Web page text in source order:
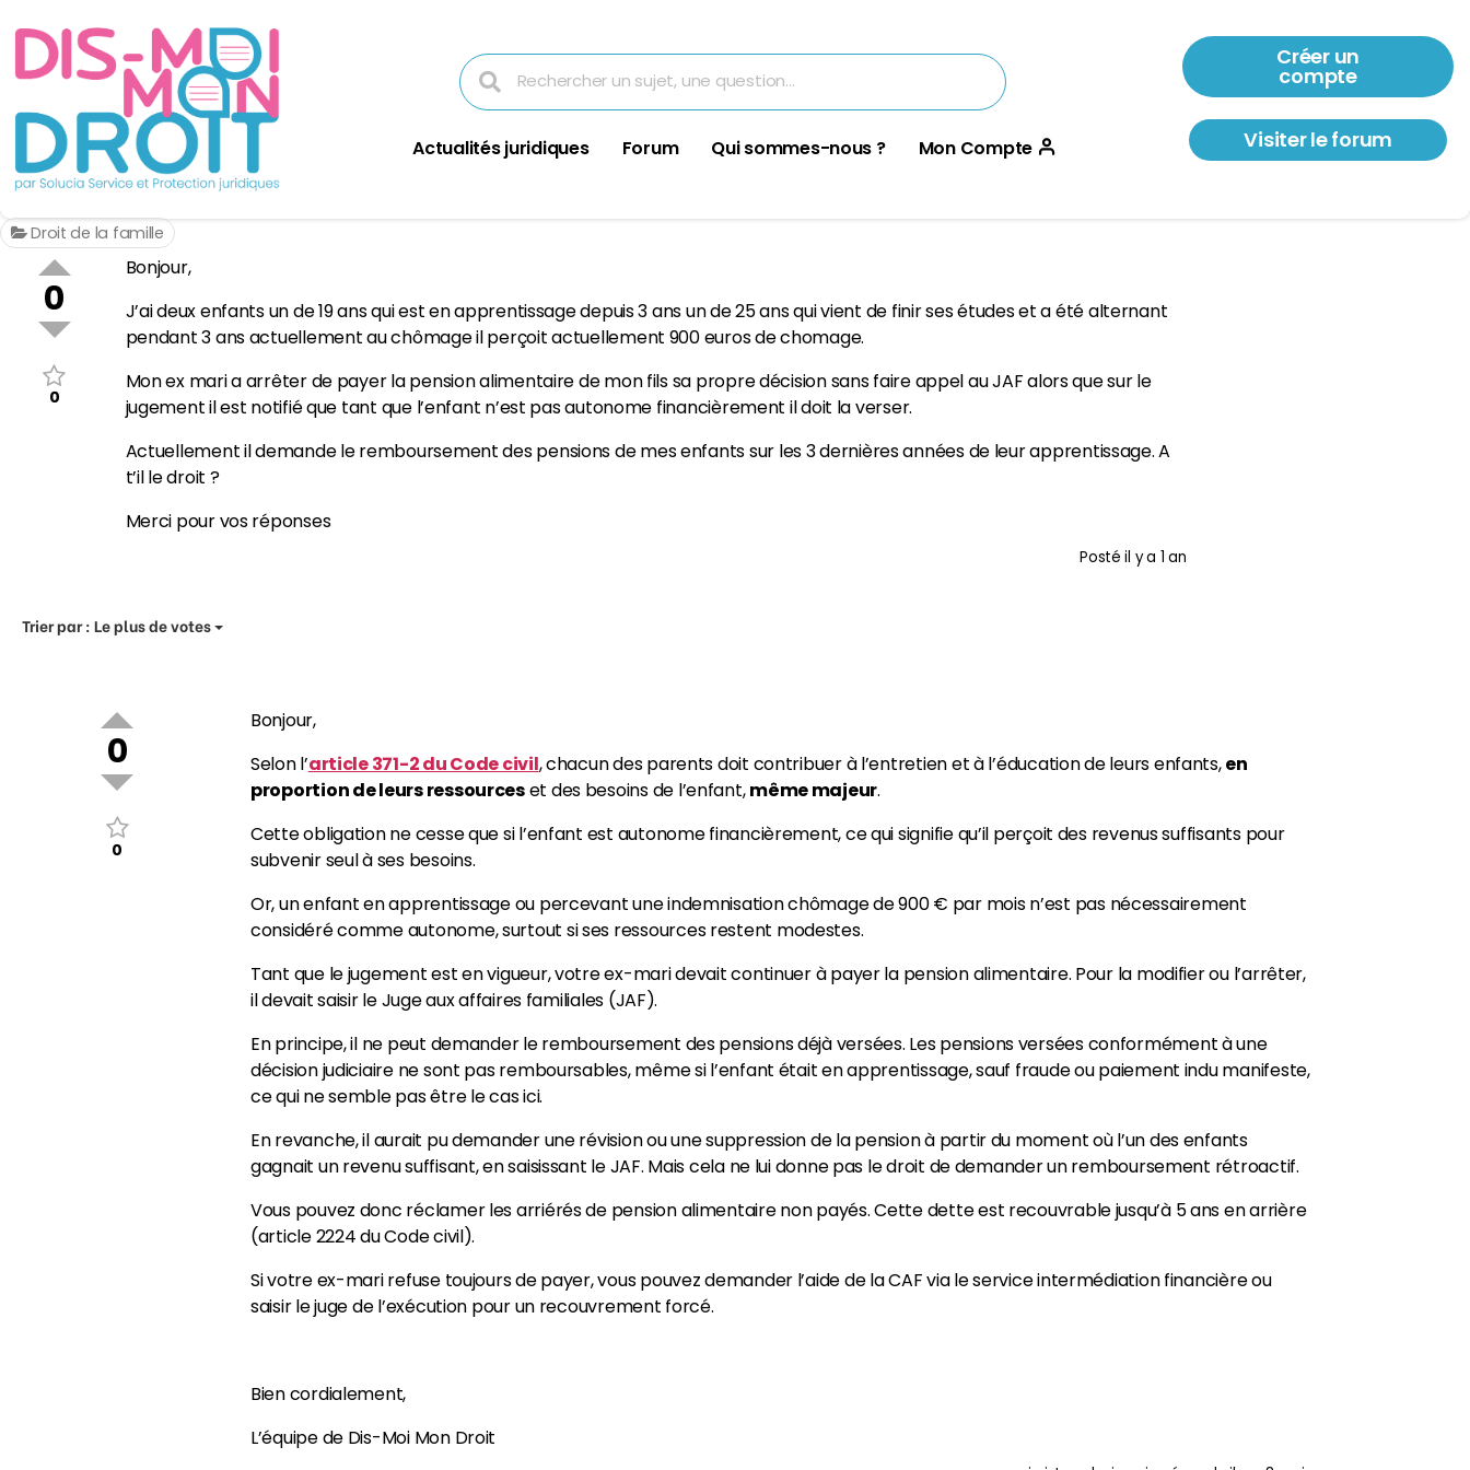
Actualités juridiques Forum Qui sommes-nous ? Mon Compte
Créer un
compte
Visiter le forum
Droit de la famille
0
0
Bonjour,
J’ai deux enfants un de 19 ans qui est en apprentissage depuis 3 ans un de 25 ans qui vient de finir ses études et a été alternant
pendant 3 ans actuellement au chômage il perçoit actuellement 900 euros de chomage.
Mon ex mari a arrêter de payer la pension alimentaire de mon fils sa propre décision sans faire appel au JAF alors que sur le
jugement il est notifié que tant que l’enfant n’est pas autonome financièrement il doit la verser.
Actuellement il demande le remboursement des pensions de mes enfants sur les 3 dernières années de leur apprentissage. A
t’il le droit ?
Merci pour vos réponses
Postéil y a 1 an
Trier par :Le plus de votes
0
0
Bonjour,
Selon l’article 371-2 du Code civil, chacun des parents doit contribuer à l’entretien et à l’éducation de leurs enfants,en
proportion de leurs ressourceset des besoins de l’enfant,même majeur.
Cette obligation ne cesse que si l’enfant est autonome financièrement, ce qui signifie qu’il perçoit des revenus suffisants pour
subvenir seul à ses besoins.
Or, un enfant en apprentissage ou percevant une indemnisation chômage de 900 € par mois n’est pas nécessairement
considéré comme autonome, surtout si ses ressources restent modestes.
Tant que le jugement est en vigueur, votre ex-mari devait continuer à payer la pension alimentaire. Pour la modifier ou l’arrêter,
il devait saisir le Juge aux affaires familiales (JAF).
En principe, il ne peut demander le remboursement des pensions déjà versées. Les pensions versées conformément à une
décision judiciaire ne sont pas remboursables, même si l’enfant était en apprentissage, sauf fraude ou paiement indu manifeste,
ce qui ne semble pas être le cas ici.
En revanche, il aurait pu demander une révision ou une suppression de la pension à partir du moment où l’un des enfants
gagnait un revenu suffisant, en saisissant le JAF. Mais cela ne lui donne pas le droit de demander un remboursement rétroactif.
Vous pouvez donc réclamer les arriérés de pension alimentaire non payés. Cette dette est recouvrable jusqu’à 5 ans en arrière
(article 2224 du Code civil).
Si votre ex-mari refuse toujours de payer, vous pouvez demander l’aide de la CAF via le service intermédiation financière ou
saisir le juge de l’exécution pour un recouvrement forcé.
Bien cordialement,
L’équipe de Dis-Moi Mon Droit